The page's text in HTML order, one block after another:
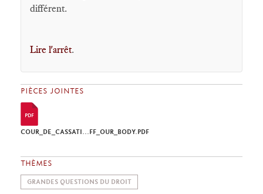
différent.
Lire l'arrêt.
PIÈCES JOINTES
COUR_DE_CASSATI...FF_OUR_BODY.PDF
THÈMES
GRANDES QUESTIONS DU DROIT